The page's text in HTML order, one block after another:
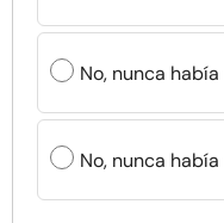
No, nunca
No, nunca